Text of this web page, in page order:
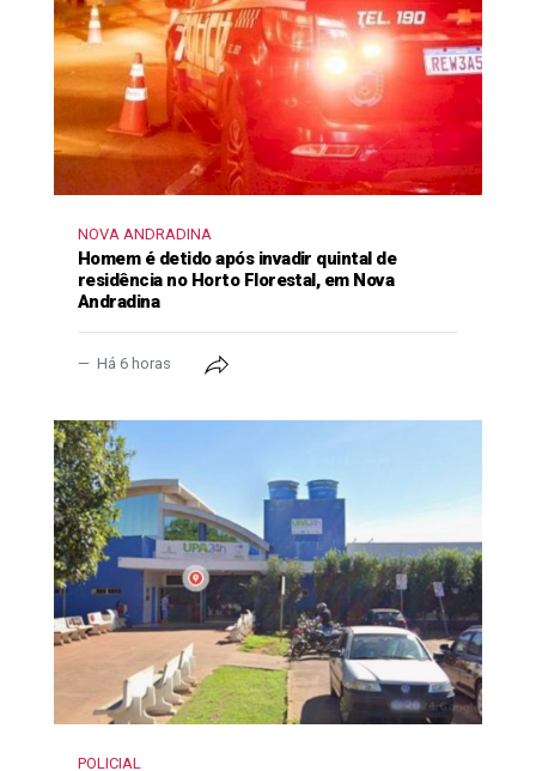
NOVA ANDRADINA
Homem é detido após invadir quintal de
residência no Horto Florestal, em Nova
Andradina
Há 6 horas
POLICIAL